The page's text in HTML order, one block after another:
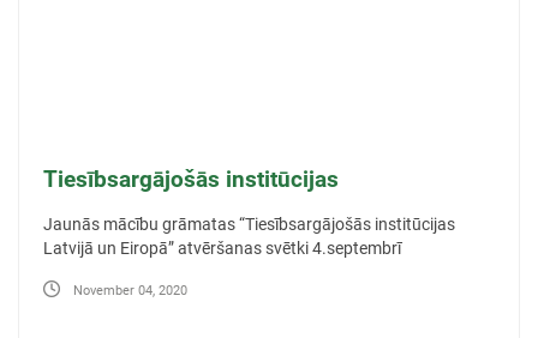
Tiesībsargājošās institūcijas
Jaunās mācību grāmatas “Tiesībsargājošās institūcijas
Latvijā un Eiropā” atvēršanas svētki 4.septembrī
November 04, 2020